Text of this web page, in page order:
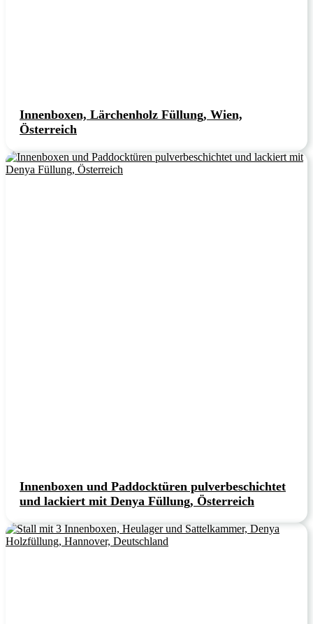
Innenboxen, Lärchenholz Füllung, Wien,
Österreich
Innenboxen und Paddocktüren pulverbeschichtet
und lackiert mit Denya Füllung, Österreich